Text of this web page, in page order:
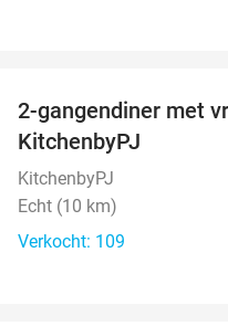
2-gangendiner met
KitchenbyPJ
KitchenbyPJ
Echt (10 km)
Verkocht: 109